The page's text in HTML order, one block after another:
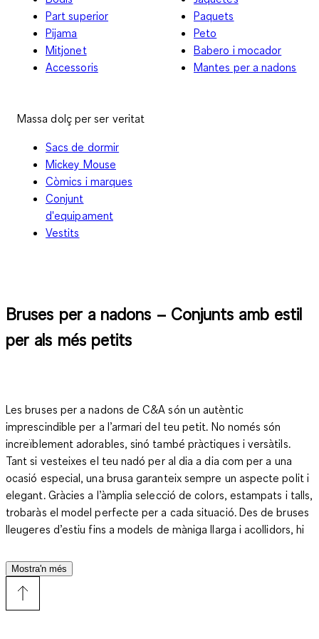
Part superior
Pijama
Mitjonet
Accessoris
Paquets
Peto
Babero i mocador
Mantes per a nadons
Massa dolç per ser veritat
Sacs de dormir
Mickey Mouse
Còmics i marques
Conjunt
d'equipament
Vestits
Bruses per a nadons – Conjunts amb estil
per als més petits
Les bruses per a nadons de C&A són un autèntic
imprescindible per a l’armari del teu petit. No només són
increïblement adorables, sinó també pràctiques i versàtils.
Tant si vesteixes el teu nadó per al dia a dia com per a una
ocasió especial, una brusa garanteix sempre un aspecte polit i
elegant. Gràcies a l’àmplia selecció de colors, estampats i talls,
trobaràs el model perfecte per a cada situació. Des de bruses
lleugeres d’estiu fins a models de màniga llarga i acollidors, hi
Per què les bruses per a nadons no poden faltar a
Mostra'n més